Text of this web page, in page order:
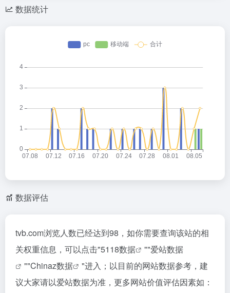
数据统计
数据评估
tvb.com浏览人数已经达到98，如你需要查询该站的相
关权重信息，可以点击"5118数据 ""爱站数据
""Chinaz数据
"进入；以目前的网站数据参考，建
议大家请以爱站数据为准，更多网站价值评估因素如：